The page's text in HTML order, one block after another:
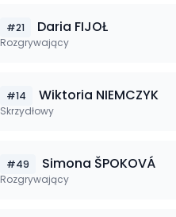
#21 Daria FIJOŁ
Rozgrywający
#14 Wiktoria NIEMCZYK
Skrzydłowy
#49 Simona ŠPOKOVÁ
Rozgrywający